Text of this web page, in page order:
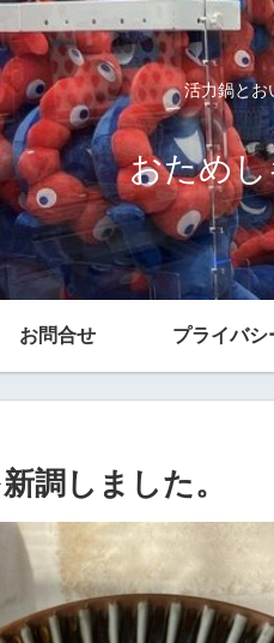
活力鍋とお
おため
お問合せ プライバシ
調しました。